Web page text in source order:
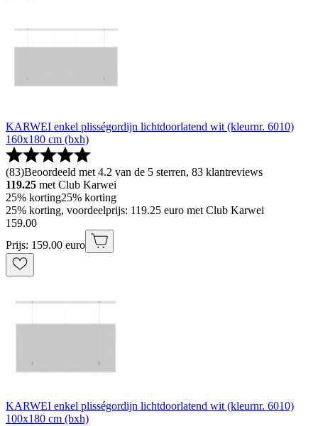
KARWEI enkel plisségordijn lichtdoorlatend wit (kleurnr. 6010)
160x180 cm (bxh)
(83)Beoordeeld met 4.2 van de 5 sterren, 83 klantreviews
119.25 met Club Karwei
25% korting25% korting
25% korting, voordeelprijs: 119.25 euro met Club Karwei
159.00
Prijs: 159.00 euro
KARWEI enkel plisségordijn lichtdoorlatend wit (kleurnr. 6010)
100x180 cm (bxh)